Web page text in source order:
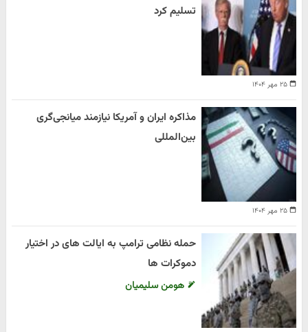
۲۵ مهر ۱۴۰۴
تسلیم کرد
۲۵ مهر ۱۴۰۴
مذاکره ایران و آمریکا نیازمند میانجی‌گری
بین‌المللی
حمله نظامی ترامپ به ایالت های در اختیار
دموکرات ها
هومن سلیمیان